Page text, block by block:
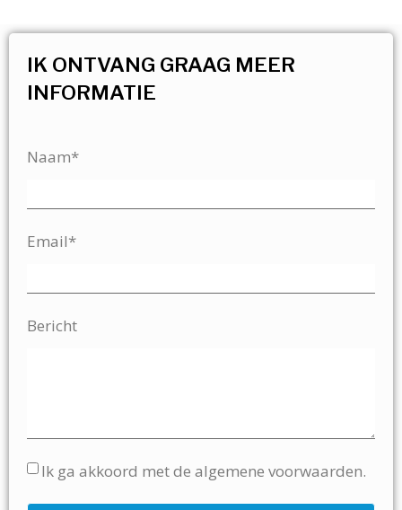
IK ONTVANG GRAAG MEER
INFORMATIE
Naam*
Email*
Bericht
Ik ga akkoord met de algemene voorwaarden.